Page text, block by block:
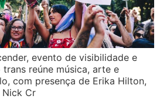
evento de visibilidade e
reúne música, arte e
com presença de Erika Hilton,
Nick Cr